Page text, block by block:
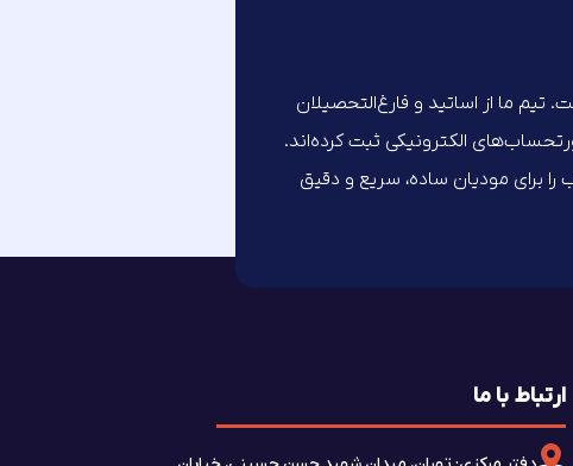
تیم ما از اساتید و فارغ‌التحصیلان
الکترونیکی ثبت کرده‌اند.
را برای مودیان ساده، سریع و دقیق
ارتباط با ما